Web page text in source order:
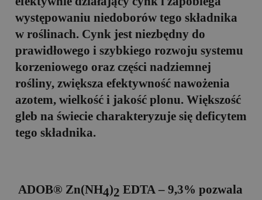
występowaniu niedoborów tego składnika
w roślinach. Cynk jest niezbędny do
prawidłowego i szybkiego rozwoju systemu
korzeniowego oraz części nadziemnej
rośliny, zwiększa efektywność nawożenia
azotem, wielkość i jakość plonu. Większość
gleb na świecie charakteryzuje się deficytem
tego składnika.
ADOB® Zn(NH4)2 EDTA – 9,3% pozwala